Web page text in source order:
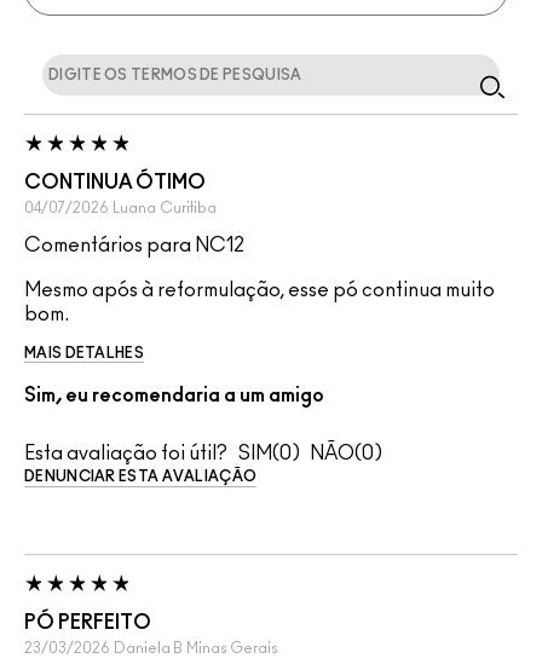
CONTINUA ÓTIMO
04/07/2026 Luana Curitiba
Comentários para NC12
Mesmo após à reformulação, esse pó continua muito
bom.
MAIS DETALHES
Sim, eu recomendaria a um amigo
Esta avaliação foi útil? 0 0
DENUNCIAR ESTA AVALIAÇÃO
PÓ PERFEITO
23/03/2026 Daniela B Minas Gerais